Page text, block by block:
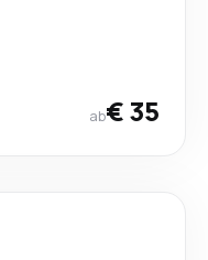
ab€ 35